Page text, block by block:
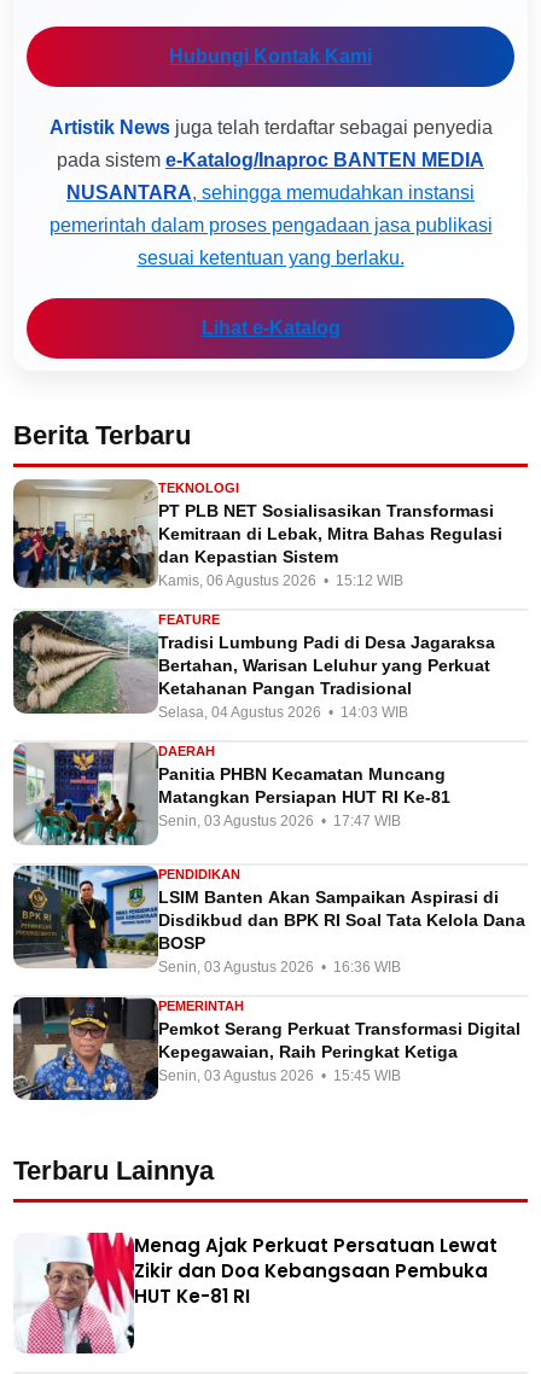
Hubungi Kontak Kami
Artistik Newsjuga telah terdaftar sebagai penyedia
pada sistem e-Katalog/Inaproc BANTEN MEDIA
NUSANTARA, sehingga memudahkan instansi
pemerintah dalam proses pengadaan jasa publikasi
sesuai ketentuan yang berlaku.
Lihat e-Katalog
Berita Terbaru
TEKNOLOGI
PT PLB NET Sosialisasikan Transformasi
Kemitraan di Lebak, Mitra Bahas Regulasi
dan Kepastian Sistem
Kamis, 06 Agustus 2026 • 15:12 WIB
FEATURE
Tradisi Lumbung Padi di Desa Jagaraksa
Bertahan, Warisan Leluhur yang Perkuat
Ketahanan Pangan Tradisional
Selasa, 04 Agustus 2026 • 14:03 WIB
DAERAH
Panitia PHBN Kecamatan Muncang
Matangkan Persiapan HUT RI Ke-81
Senin, 03 Agustus 2026 • 17:47 WIB
PENDIDIKAN
LSIM Banten Akan Sampaikan Aspirasi di
Disdikbud dan BPK RI Soal Tata Kelola Dana
BOSP
Senin, 03 Agustus 2026 • 16:36 WIB
PEMERINTAH
Pemkot Serang Perkuat Transformasi Digital
Kepegawaian, Raih Peringkat Ketiga
Senin, 03 Agustus 2026 • 15:45 WIB
Terbaru Lainnya
Menag Ajak Perkuat Persatuan Lewat
Zikir dan Doa Kebangsaan Pembuka
HUT Ke-81 RI